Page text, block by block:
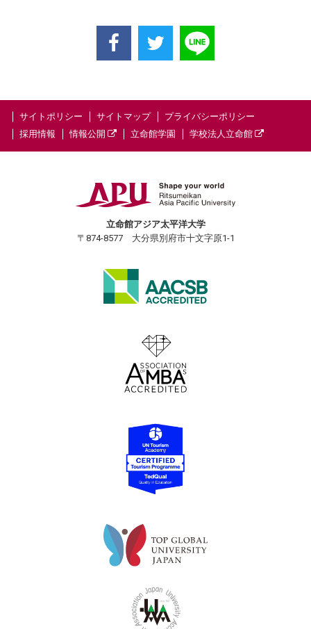
サイトポリシー サイトマップ
プライバシーポリシー
採用情報
情報公開 立命館学園 学校法人立命館
立命館アジア太平洋大学
〒874-8577 大分県別府市十文字原1-1